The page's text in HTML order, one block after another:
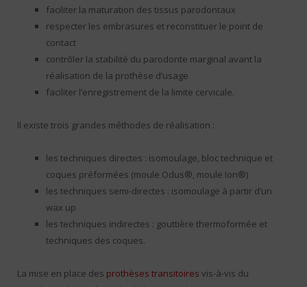
faciliter la maturation des tissus parodontaux
respecter les embrasures et reconstituer le point de
contact
contrôler la stabilité du parodonte marginal avant la
réalisation de la prothèse d’usage
faciliter l’enregistrement de la limite cervicale.
Il existe trois grandes méthodes de réalisation :
les techniques directes : isomoulage, bloc technique et
coques préformées (moule Odus®, moule Ion®)
les techniques semi-directes : isomoulage à partir d’un
wax up
les techniques indirectes : gouttière thermoformée et
techniques des coques.
La mise en place des prothèses transitoires vis-à-vis du